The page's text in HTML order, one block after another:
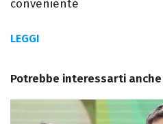
conveniente
LEGGI
Potrebbe interessarti anche